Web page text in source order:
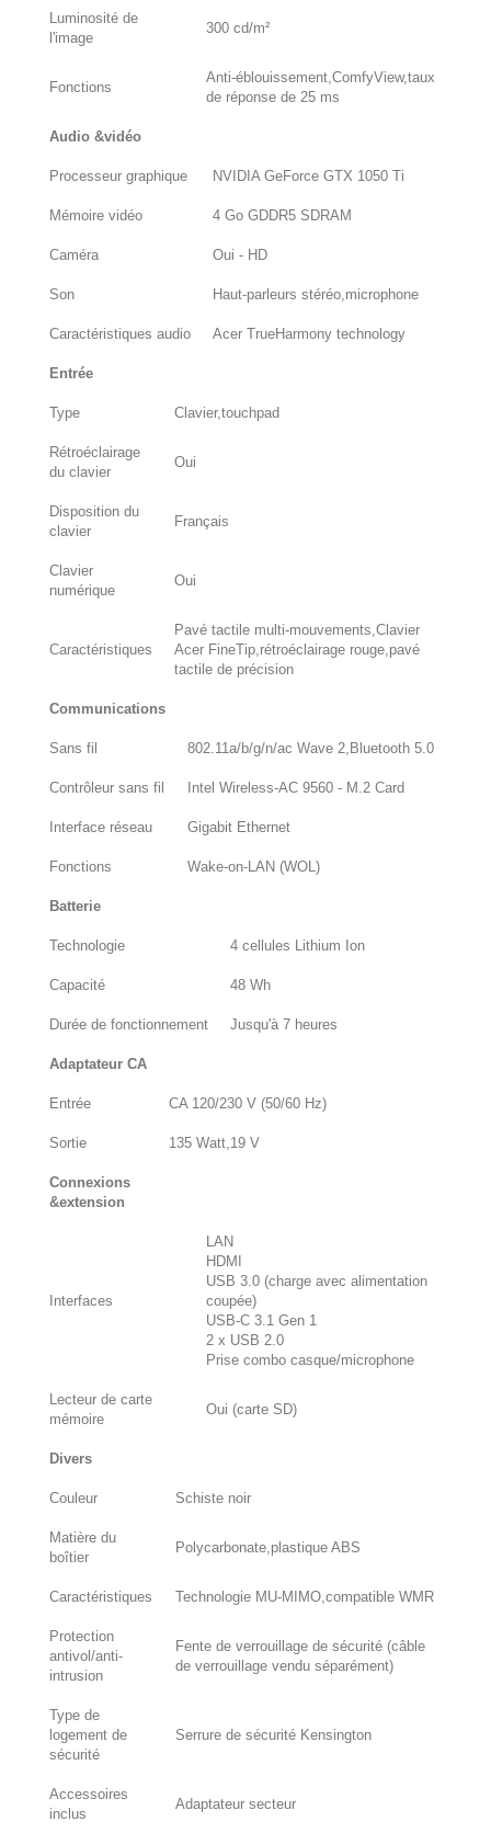
Luminosité de
l'image
300 cd/m²
Fonctions
Anti-éblouissement,ComfyView,taux
de réponse de 25 ms
Audio &vidéo
Processeur graphique NVIDIA GeForce GTX 1050 Ti
Mémoire vidéo 4 Go GDDR5 SDRAM
Caméra Oui - HD
Son Haut-parleurs stéréo,microphone
Caractéristiques audio Acer TrueHarmony technology
Entrée
Type Clavier,touchpad
Rétroéclairage
du clavier
Oui
Disposition du
clavier
Français
Clavier
numérique
Oui
Caractéristiques
Pavé tactile multi-mouvements,Clavier
Acer FineTip,rétroéclairage rouge,pavé
tactile de précision
Communications
Sans fil 802.11a/b/g/n/ac Wave 2,Bluetooth 5.0
Contrôleur sans fil Intel Wireless-AC 9560 - M.2 Card
Interface réseau Gigabit Ethernet
Fonctions Wake-on-LAN (WOL)
Batterie
Technologie 4 cellules Lithium Ion
Capacité 48 Wh
Durée de fonctionnement Jusqu'à 7 heures
Adaptateur CA
Entrée CA 120/230 V (50/60 Hz)
Sortie 135 Watt,19 V
Connexions
&extension
Interfaces
LAN
HDMI
USB 3.0 (charge avec alimentation
coupée)
USB-C 3.1 Gen 1
2 x USB 2.0
Prise combo casque/microphone
Lecteur de carte
mémoire
Oui (carte SD)
Divers
Couleur Schiste noir
Matière du
boîtier
Polycarbonate,plastique ABS
Caractéristiques Technologie MU-MIMO,compatible WMR
Protection
antivol/anti-
intrusion
Fente de verrouillage de sécurité (câble
de verrouillage vendu séparément)
Type de
logement de
sécurité
Serrure de sécurité Kensington
Accessoires
inclus
Adaptateur secteur